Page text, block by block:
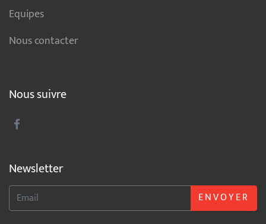
Equipes
Nous contacter
Nous suivre
Newsletter
ENVOYER